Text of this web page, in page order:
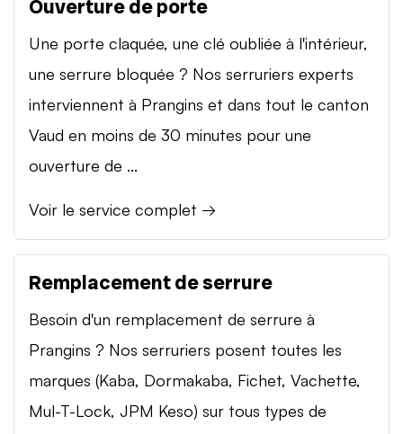
Ouverture de porte
Une porte claquée, une clé oubliée à l'intérieur,
une serrure bloquée ? Nos serruriers experts
interviennent à Prangins et dans tout le canton
Vaud en moins de 30 minutes pour une
ouverture de ...
Voir le service complet →
Remplacement de serrure
Besoin d'un remplacement de serrure à
Prangins ? Nos serruriers posent toutes les
marques (Kaba, Dormakaba, Fichet, Vachette,
Mul-T-Lock, JPM Keso) sur tous types de